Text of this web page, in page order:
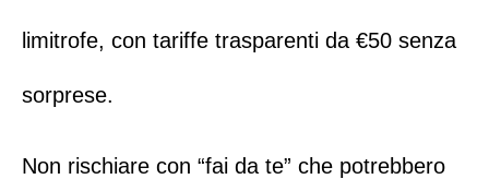
limitrofe, con tariffe trasparenti da €50 senza
sorprese.
Non rischiare con “fai da te” che potrebbero